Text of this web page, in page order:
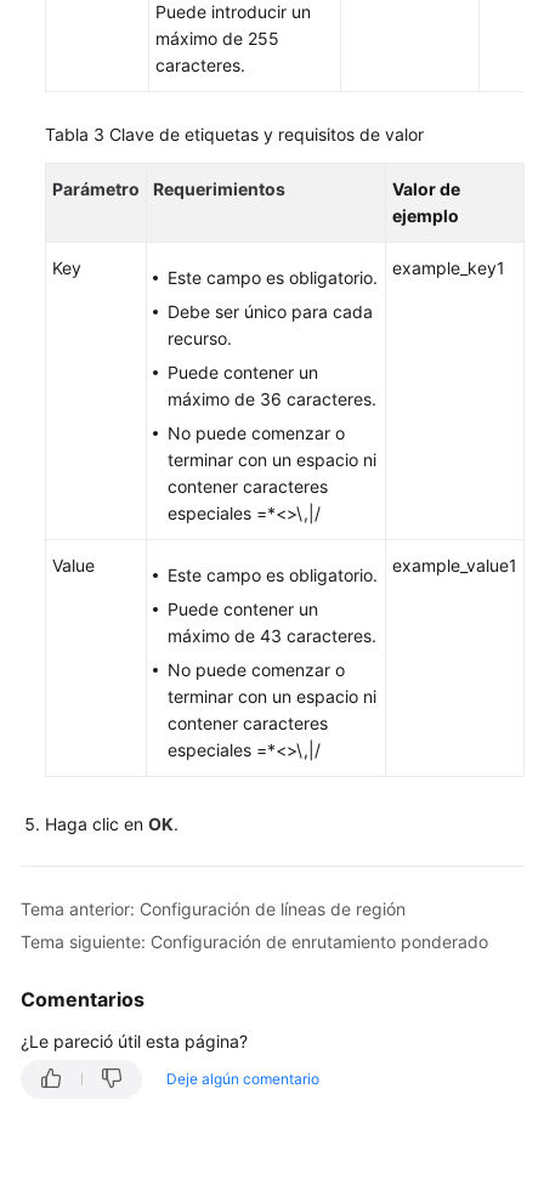
Puede introducir un
máximo de 255
caracteres.
Tabla 3 Clave de etiquetas y requisitos de valor
Parámetro Requerimientos
Valor de
ejemplo
Key
Este campo es obligatorio.
Debe ser único para cada
recurso.
Puede contener un
máximo de 36 caracteres.
No puede comenzar o
terminar con un espacio ni
contener caracteres
especiales =*<>\,|/
example_key1
Value
Este campo es obligatorio.
Puede contener un
máximo de 43 caracteres.
No puede comenzar o
terminar con un espacio ni
contener caracteres
especiales =*<>\,|/
example_value1
Haga clic en OK.
Tema anterior: Configuración de líneas de región
Tema siguiente: Configuración de enrutamiento ponderado
Comentarios
¿Le pareció útil esta página?
Deje algún comentario